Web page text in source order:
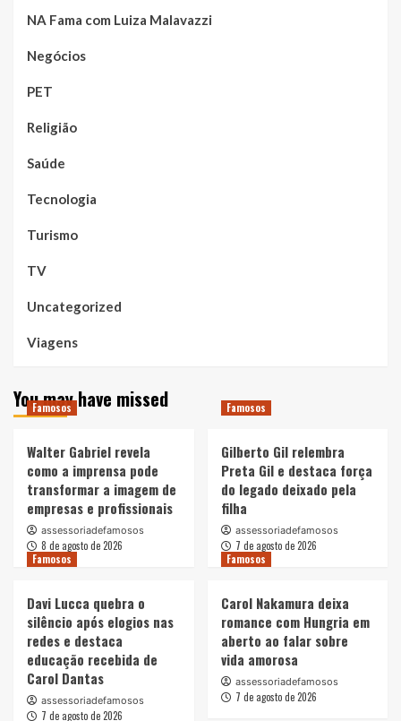
NA Fama com Luiza Malavazzi
Negócios
PET
Religião
Saúde
Tecnologia
Turismo
TV
Uncategorized
Viagens
You may have missed
Famosos
Walter Gabriel revela
como a imprensa pode
transformar a imagem de
empresas e profissionais
assessoriadefamosos
8 de agosto de 2026
Famosos
Gilberto Gil relembra
Preta Gil e destaca força
do legado deixado pela
filha
assessoriadefamosos
7 de agosto de 2026
Famosos
Davi Lucca quebra o
silêncio após elogios nas
redes e destaca
educação recebida de
Carol Dantas
assessoriadefamosos
7 de agosto de 2026
Famosos
Carol Nakamura deixa
romance com Hungria em
aberto ao falar sobre
vida amorosa
assessoriadefamosos
7 de agosto de 2026